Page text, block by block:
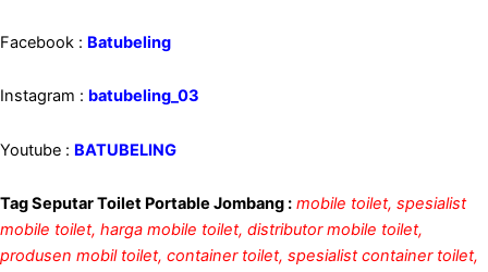
Facebook : Batubeling
Instagram : batubeling_03
Youtube : BATUBELING
Tag Seputar Toilet Portable Jombang : mobile toilet, spesialist
mobile toilet, harga mobile toilet, distributor mobile toilet,
produsen mobil toilet, container toilet, spesialist container toilet,